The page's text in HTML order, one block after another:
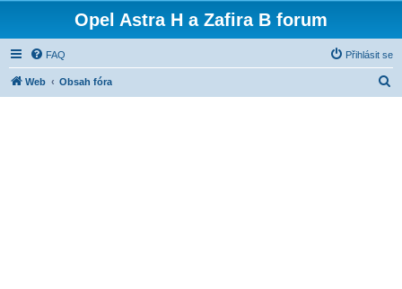
Opel Astra H a Zafira B forum
FAQ Přihlásit se
Web Obsah fóra